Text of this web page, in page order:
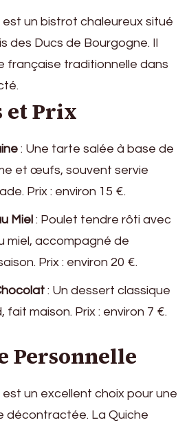
un bistrot chaleureux situé
des Ducs de Bourgogne. Il
française traditionnelle dans
et Prix
: Une tarte salée à base de
et œufs, souvent servie
Prix : environ 15 €.
Miel : Poulet tendre rôti avec
miel, accompagné de
Prix : environ 20 €.
: Un dessert classique
fait maison. Prix : environ 7 €.
Personnelle
un excellent choix pour une
décontractée. La Quiche